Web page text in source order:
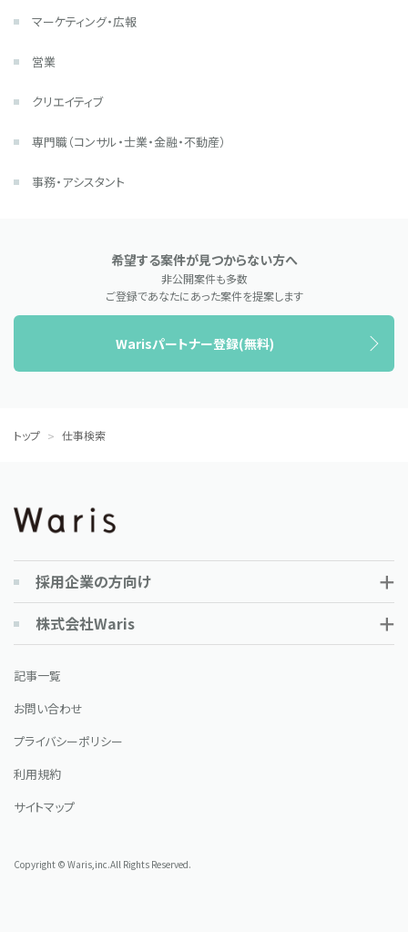
マーケティング・広報
営業
クリエイティブ
専門職（コンサル・士業・金融・不動産）
事務・アシスタント
希望する案件が見つからない方へ
非公開案件も多数
ご登録であなたにあった案件を提案します
Warisパートナー登録(無料)
トップ 仕事検索
採用企業の方向け
株式会社Waris
記事一覧
お問い合わせ
プライバシーポリシー
利用規約
サイトマップ
Copyright © Waris,inc.All Rights Reserved.